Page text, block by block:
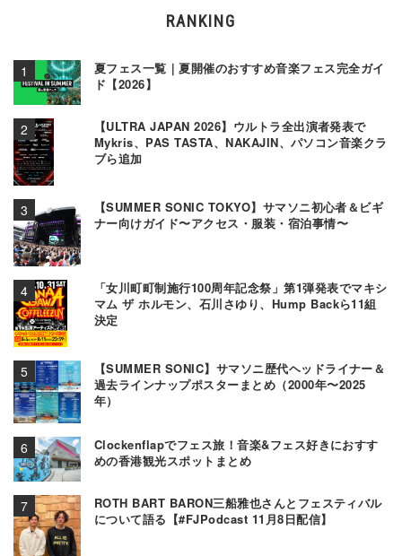
RANKING
夏フェス一覧｜夏開催のおすすめ音楽フェス完全ガイ
ド【2026】
【ULTRA JAPAN 2026】ウルトラ全出演者発表で
Mykris、PAS TASTA、NAKAJIN、パソコン音楽クラ
ブら追加
【SUMMER SONIC TOKYO】サマソニ初心者＆ビギ
ナー向けガイド〜アクセス・服装・宿泊事情〜
「女川町町制施行100周年記念祭」第1弾発表でマキシ
マム ザ ホルモン、石川さゆり、Hump Backら11組
決定
【SUMMER SONIC】サマソニ歴代ヘッドライナー＆
過去ラインナップポスターまとめ（2000年〜2025
年）
Clockenflapでフェス旅！音楽&フェス好きにおすす
めの香港観光スポットまとめ
ROTH BART BARON三船雅也さんとフェスティバル
について語る【#FJPodcast 11月8日配信】